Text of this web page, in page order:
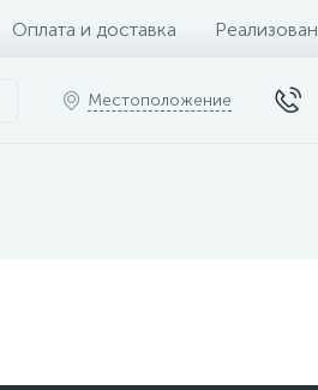
Оплата и доставка
Местоположение